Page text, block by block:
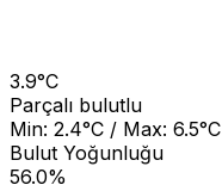
3.9°C
Parçalı bulutlu
Min: 2.4°C / Max: 6.5°C
Bulut Yoğunluğu
56.0%